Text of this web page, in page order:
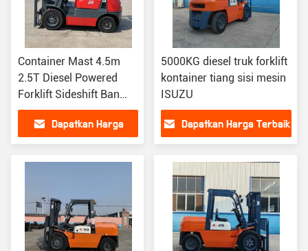
Container Mast 4.5m
2.5T Diesel Powered
Forklift Sideshift Ban
Padat
Dapatkan Harga
5000KG diesel truk forklift
kontainer tiang sisi mesin
ISUZU
Dapatkan Harga Terbaik